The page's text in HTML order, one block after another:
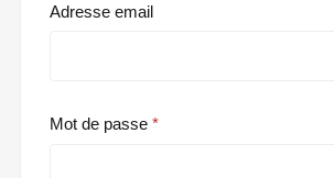
Adresse email
Mot de passe